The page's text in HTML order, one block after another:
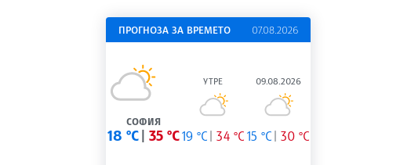
ПРОГНОЗА ЗА ВРЕМЕТО 07.08.2026
СОФИЯ
18 °C 35 °C
УТРЕ
19 °C 34 °C
09.08.2026
15 °C 30 °C